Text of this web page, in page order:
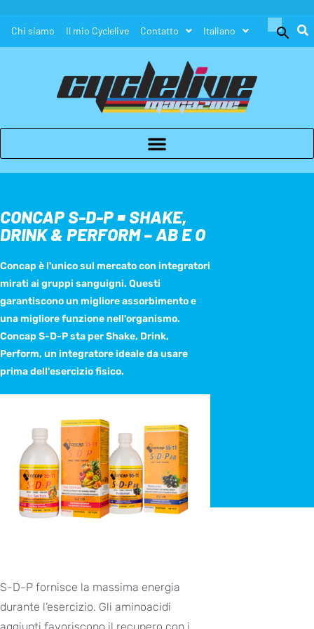
Chi siamo Il mio Cyclelive Contatto Italiano
Search
Search Button
CONCAP S-D-P = SHAKE,
DRINK & PERFORM – AB E O
Concap è l'unico sul mercato con integratori
mirati ai gruppi sanguigni. Questi
garantiscono un migliore assorbimento e
una migliore funzione nell'organismo.
Concap S-D-P sta per Shake, Drink,
Perform, un integratore ideale da usare
prima dell'esercizio fisico.
S-D-P fornisce la massima energia
durante l’esercizio. Gli aminoacidi